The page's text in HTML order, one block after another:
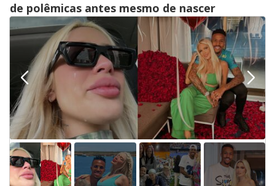
de polêmicas antes mesmo de nascer